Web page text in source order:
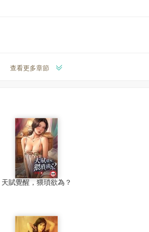
查看更多章節
天賦覺醒，猥瑣欲為？